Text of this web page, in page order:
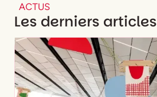
ACTUS
Les derniers articles